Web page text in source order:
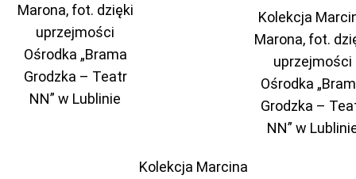
Marona, fot. dzięki
uprzejmości
Ośrodka „Brama
Grodzka – Teatr
NN” w Lublinie
Kolekcja Marcina
Kolekcja
Marona, fot.
uprzejmości
Ośrodka
Grodzka –
NN” w